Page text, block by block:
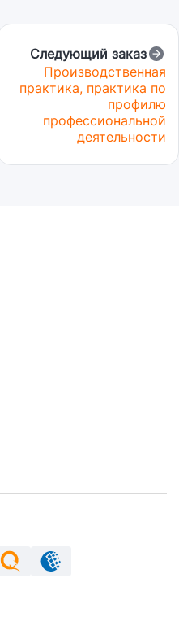
Следующий заказ
Производственная
практика, практика по
профилю
профессиональной
деятельности